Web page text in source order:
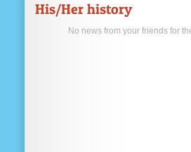
His/Her history
No news from your friends for